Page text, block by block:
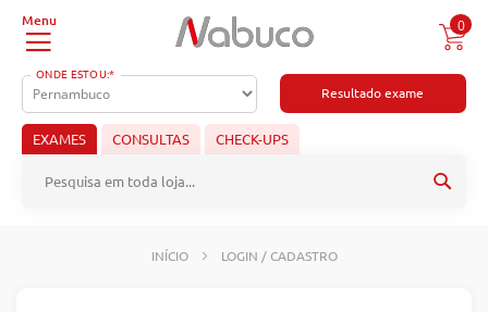
0
ONDE ESTOU:*
Resultado exame
EXAMES CONSULTAS CHECK-UPS
INÍCIO LOGIN / CADASTRO